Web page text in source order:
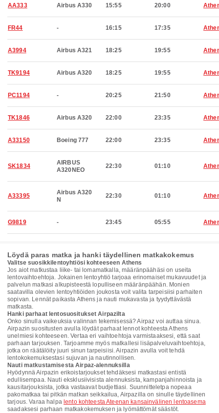
AA333 Airbus A330 15:55 20:00
FR44 - 16:15 17:35
A3994 Airbus A321 18:25 19:55
TK9194 Airbus A320 18:25 19:55
PC1194 - 20:25 21:50
TK1846 Airbus A320 22:00 23:35
A33150 Boeing 777 22:00 23:35
SK1834
AIRBUS
A320NEO
22:30 01:10
A33395
Airbus A320
N
22:30 01:10
G9819 - 23:45 05:55
Löydä paras matka ja hanki täydellinen matkakokemus
Valitse suosikkilentoyhtiösi kohteeseen Athens
Jos aiot matkustaa liike- tai lomamatkalla, määränpäähäsi on useita
lentovaihtoehtoja. Jokainen lentoyhtiö tarjoaa erinomaiset mukavuudet ja
palvelun matkasi alkupisteestä lopulliseen määränpäähän. Monien
saatavilla olevien lentoyhtiöiden joukosta voit valita tarpeisiisi parhaiten
sopivan. Lennät paikasta Athens ja nauti mukavasta ja tyydyttävästä
matkasta.
Hanki parhaat lentosuositukset Airpazilta
Onko sinulla vaikeuksia valinnan tekemisessä? Airpaz voi auttaa sinua.
Airpazin suositusten avulla löydät parhaat lennot kohteesta Athens
unelmiesi kohteeseen. Vertaa eri vaihtoehtoja varmistaaksesi, että saat
parhaan tarjouksen. Tarjoamme myös matkallesi lisäpalveluvaihtoehtoja,
jotka on räätälöity juuri sinun tarpeisiisi. Airpazin avulla voit tehdä
lentokokemuksestasi sujuvan ja nautinnollisen.
Nauti matkustamisesta Airpaz-alennuksilla
Hyödynnä Airpazin erikoistarjoukset tehdäksesi matkastasi entistä
edullisempaa. Nauti eksklusiivisista alennuksista, kampanjahinnoista ja
kausitarjouksista, jotka vastaavat budjettiasi. Suunnitteletpa nopeaa
pakomatkaa tai pitkän matkan seikkailua, Airpazilla on sinulle täydellinen
tarjous. Varaa halpa lento kohteesta Ateenan kansainvälinen lentoasema
saadaksesi parhaan matkakokemuksen ja lyömättömät säästöt.